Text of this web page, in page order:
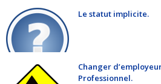
Le statut implicite.
Changer
Professionnel.